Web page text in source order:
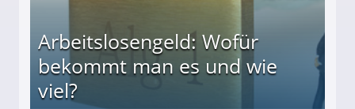
Arbeitslosengeld: Wofür
bekommt man es und wie
viel?